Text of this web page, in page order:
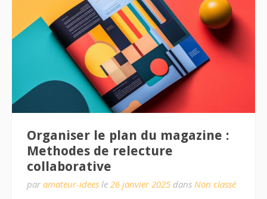
Organiser le plan du magazine :
Methodes de relecture
collaborative
par amateur-idees le 26 janvier 2025 dans Non classé